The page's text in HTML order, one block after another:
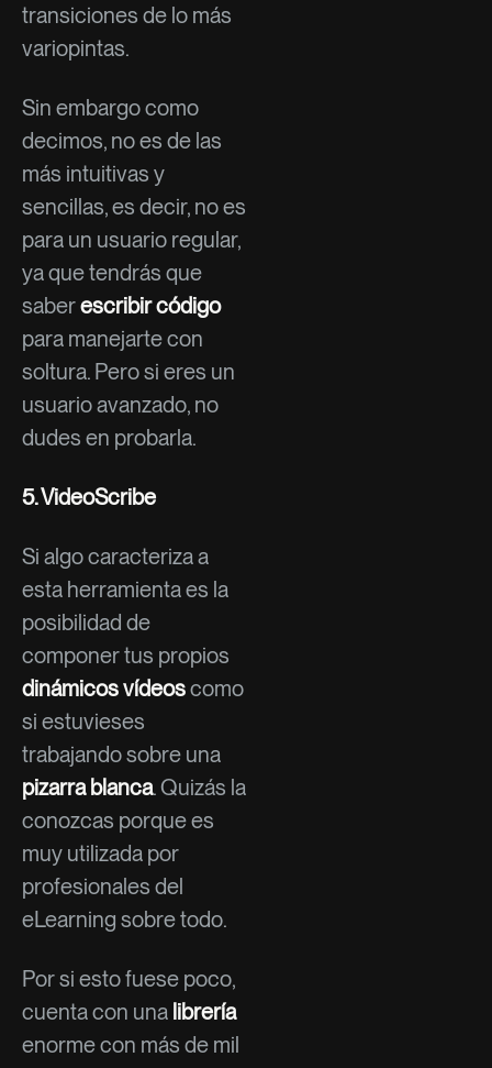
transiciones de lo más
variopintas.
Sin embargo como
decimos, no es de las
más intuitivas y
sencillas, es decir, no es
para un usuario regular,
ya que tendrás que
saberescribir código
para manejarte con
soltura. Pero si eres un
usuario avanzado, no
dudes en probarla.
5.VideoScribe
Si algo caracteriza a
esta herramienta es la
posibilidad de
componer tus propios
dinámicos vídeoscomo
si estuvieses
trabajando sobre una
pizarra blanca. Quizás la
conozcas porque es
muy utilizada por
profesionales del
eLearning sobre todo.
Por si esto fuese poco,
cuenta con una librería
enorme con más de mil